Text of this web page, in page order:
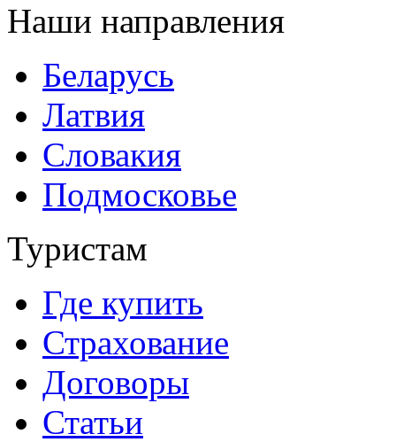
Наши направления
Беларусь
Латвия
Словакия
Подмосковье
Туристам
Где купить
Страхование
Договоры
Статьи